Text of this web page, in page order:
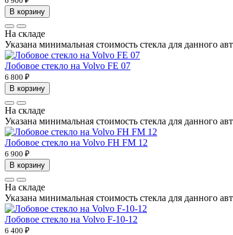
В корзину
На складе
Указана минимальная стоимость стекла для данного
Лобовое стекло на Volvo FE 07
6 800 ₽
В корзину
На складе
Указана минимальная стоимость стекла для данного
Лобовое стекло на Volvo FH FM 12
6 900 ₽
В корзину
На складе
Указана минимальная стоимость стекла для данного
Лобовое стекло на Volvo F-10-12
6 400 ₽